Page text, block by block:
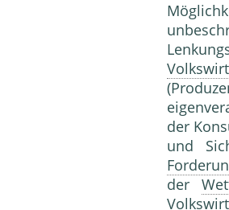
der
und
der